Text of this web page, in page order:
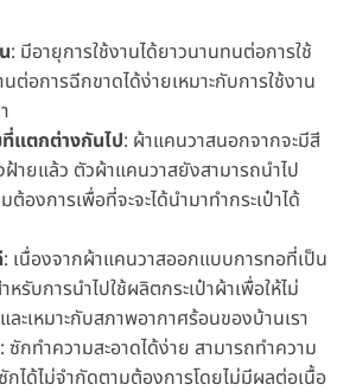
: มีอายุการใช้งานได้ยาวนานทนต่อการใช้
ต่อการฉีกขาดได้ง่ายเหมาะกับการใช้งาน
แตกต่างกันไป: ผ้าแคนวาสนอกจากจะมีสี
ายแล้ว ตัวผ้าแคนวาสยังสามารถนำไป
ต้องการเพื่อที่จะจะได้นำมาทำกระเป๋าได้
: เนื่องจากผ้าแคนวาสออกแบบการทอที่เป็น
รับการนำไปใช้ผลิตกระเป๋าผ้าเพื่อให้ไม่
ะเหมาะกับสภาพอากาศร้อนของบ้านเรา
: ซักทำความสะอาดได้ง่าย สามารถทำความ
กได้ไม่จำกัดตามต้องการโดยไม่มีผลต่อเนื้อ